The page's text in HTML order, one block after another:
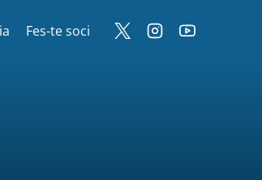
Fes-te soci